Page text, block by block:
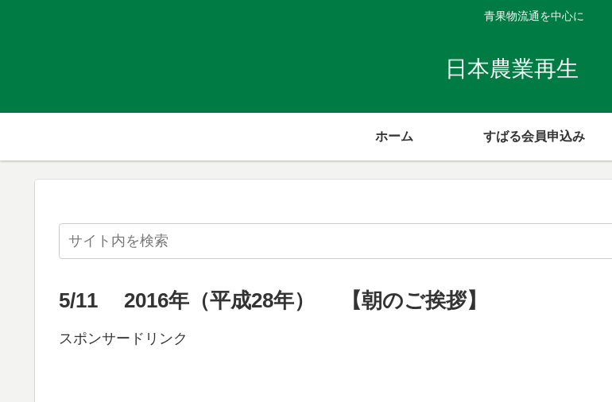
青果物流通を中心に
日本農業再生
ホーム すばる会員申込み
5/11 2016年（平成28年） 【朝のご挨拶】
スポンサードリンク